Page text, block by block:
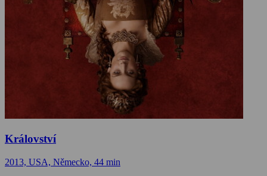
Království
2013, USA, Německo, 44 min